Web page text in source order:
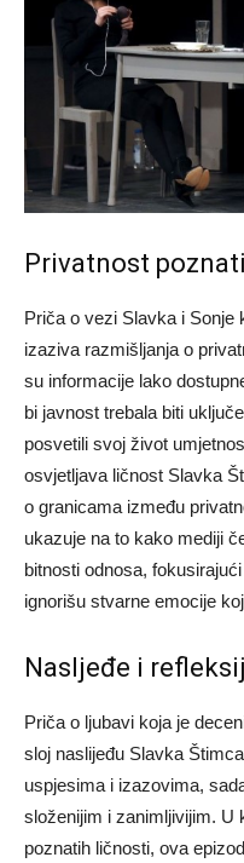
Privatnost
Priča o vezi Slavka i Sonje
izaziva razmišljanja o
su informacije lako
bi javnost trebala biti
posvetili svoj život
osvjetljava ličnost Slavka
o granicama između
ukazuje na to kako mediji
bitnosti odnosa,
ignorišu stvarne emocije
Nasljeđe i
Priča o ljubavi koja je
sloj naslijeđu Slavka
uspjesima i izazovima,
složenijim i zanimljivijim. U
poznatih ličnosti, ova